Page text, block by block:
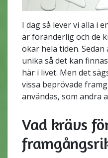
I dag så lever vi alla i
är föränderlig och de
ökar hela tiden.
unika så det kan
här i livet. Men det
vissa beprövade
användas, som andra
Vad krävs